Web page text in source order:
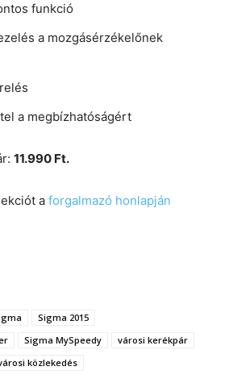
funkció
a mozgásérzékelőnek
a megbízhatóságért
11.990 Ft.
a forgalmazó honlapján
Sigma 2015
Sigma MySpeedy
városi kerékpár
közlekedés